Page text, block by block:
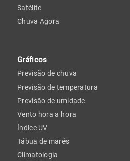
Satélite
Chuva Agora
Gráficos
Previsão de chuva
Previsão de temperatura
Previsão de umidade
Vento hora a hora
Índice UV
Tábua de marés
Climatologia